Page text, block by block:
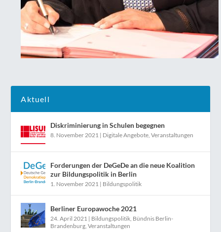
Aktuell
Diskriminierung in Schulen begegnen
8. November 2021 | Digitale Angebote ,Veranstaltungen
Forderungen der DeGeDe an die neue Koalition
zur Bildungspolitik in Berlin
1. November 2021 | Bildungspolitik
Berliner Europawoche 2021
24. April 2021 | Bildungspolitik Bündnis Berlin-
Brandenburg ,Veranstaltungen